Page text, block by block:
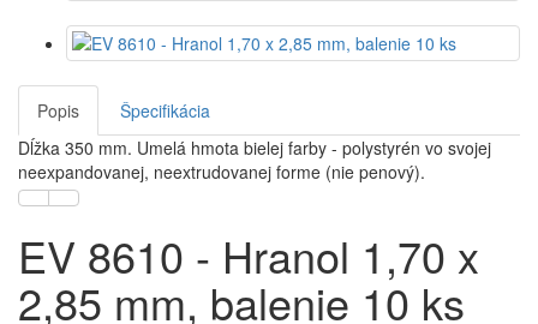
Popis
Špecifikácia
Dĺžka 350 mm. Umelá hmota bielej farby - polystyrén vo svojej
neexpandovanej, neextrudovanej forme (nie penový).
EV 8610 - Hranol 1,70 x
2,85 mm, balenie 10 ks